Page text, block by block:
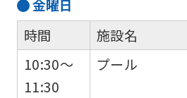
金曜日
時間
10:30～
11:30
施設名
プール
into